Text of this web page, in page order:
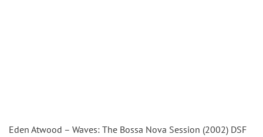
Eden Atwood – Waves: The Bossa Nova Session (2002) DSF